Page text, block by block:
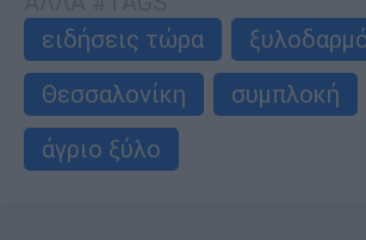
ειδήσεις τώρα
Θεσσαλονίκη
συμπλοκή
άγριο ξύλο